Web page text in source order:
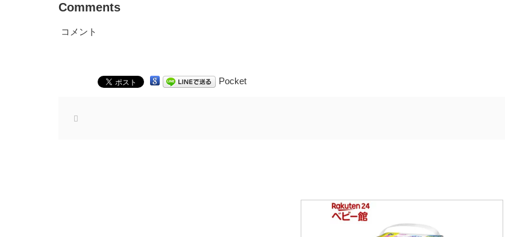
Comments
コメント
Pocket